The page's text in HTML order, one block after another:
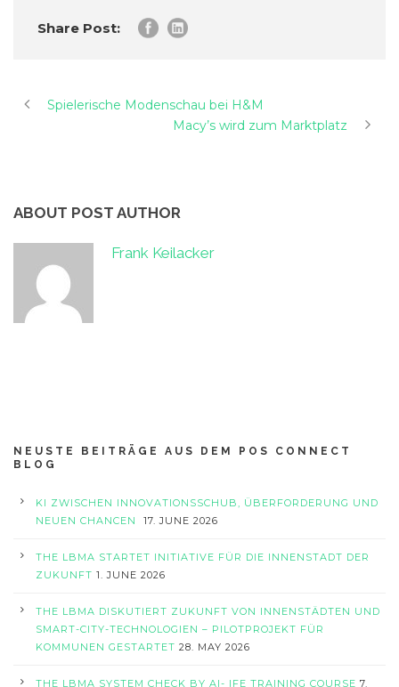
Share Post:
Spielerische Modenschau bei H&M
Macy’s wird zum Marktplatz
ABOUT POST AUTHOR
Frank Keilacker
NEUSTE BEITRÄGE AUS DEM POS CONNECT
BLOG
KI ZWISCHEN INNOVATIONSSCHUB, ÜBERFORDERUNG UND
NEUEN CHANCEN
17. JUNE 2026
THE LBMA STARTET INITIATIVE FÜR DIE INNENSTADT DER
ZUKUNFT 1. JUNE 2026
THE LBMA DISKUTIERT ZUKUNFT VON INNENSTÄDTEN UND
SMART-CITY-TECHNOLOGIEN – PILOTPROJEKT FÜR
KOMMUNEN GESTARTET 28. MAY 2026
THE LBMA SYSTEM CHECK BY AI- IFE TRAINING COURSE 7.